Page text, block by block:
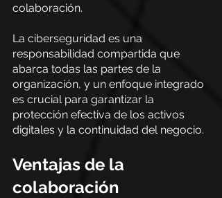
colaboración.
La ciberseguridad es una
responsabilidad compartida que
abarca todas las partes de la
organización, y un enfoque integrado
es crucial para garantizar la
protección efectiva de los activos
digitales y la continuidad del negocio.
Ventajas de la
colaboración